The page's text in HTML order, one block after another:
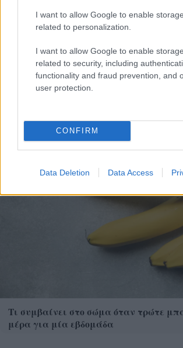
I want to allow Google to enable storage
related to personalization.
I want to allow Google to enable storage
related to security, including
functionality and fraud prevention, and
user protection.
CONFIRM
Data Deletion Data Access
Mουσική βραδιά από τον Πολιτιστικό
Βαλιμίτικα ΒΙΝΤΕΟ-ΦΩΤΟ
Τι συμβαίνει στο σώμα όταν τρώτε
μέρα για μία εβδομάδα